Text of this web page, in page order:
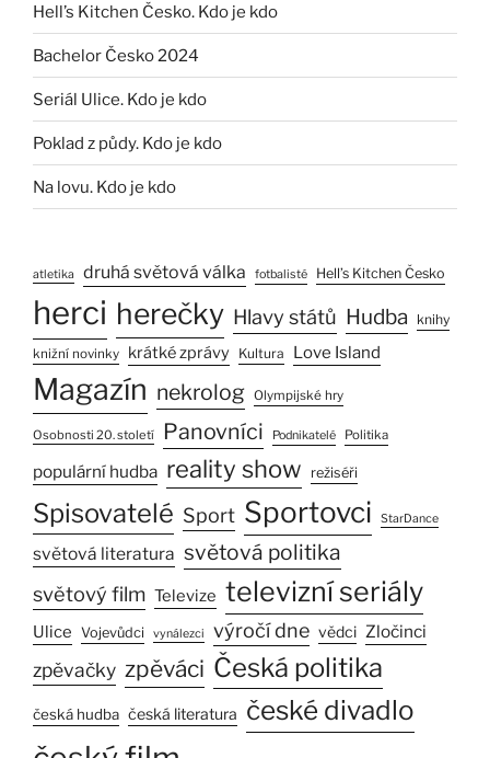
Hell’s Kitchen Česko. Kdo je kdo
Bachelor Česko 2024
Seriál Ulice. Kdo je kdo
Poklad z půdy. Kdo je kdo
Na lovu. Kdo je kdo
atletika druhá světová válka fotbalisté Hell’s Kitchen Česko
herci herečky Hlavy států Hudba knihy
knižní novinky krátké zprávy Kultura Love Island
Magazín nekrolog Olympijské hry
Osobnosti 20. století Panovníci Podnikatelé Politika
populární hudba reality show režiséři
Spisovatelé Sport Sportovci StarDance
světová literatura světová politika
světový film Televize televizní seriály
Ulice Vojevůdci vynálezci výročí dne vědci Zločinci
zpěvačky zpěváci Česká politika
česká hudba česká literatura české divadlo